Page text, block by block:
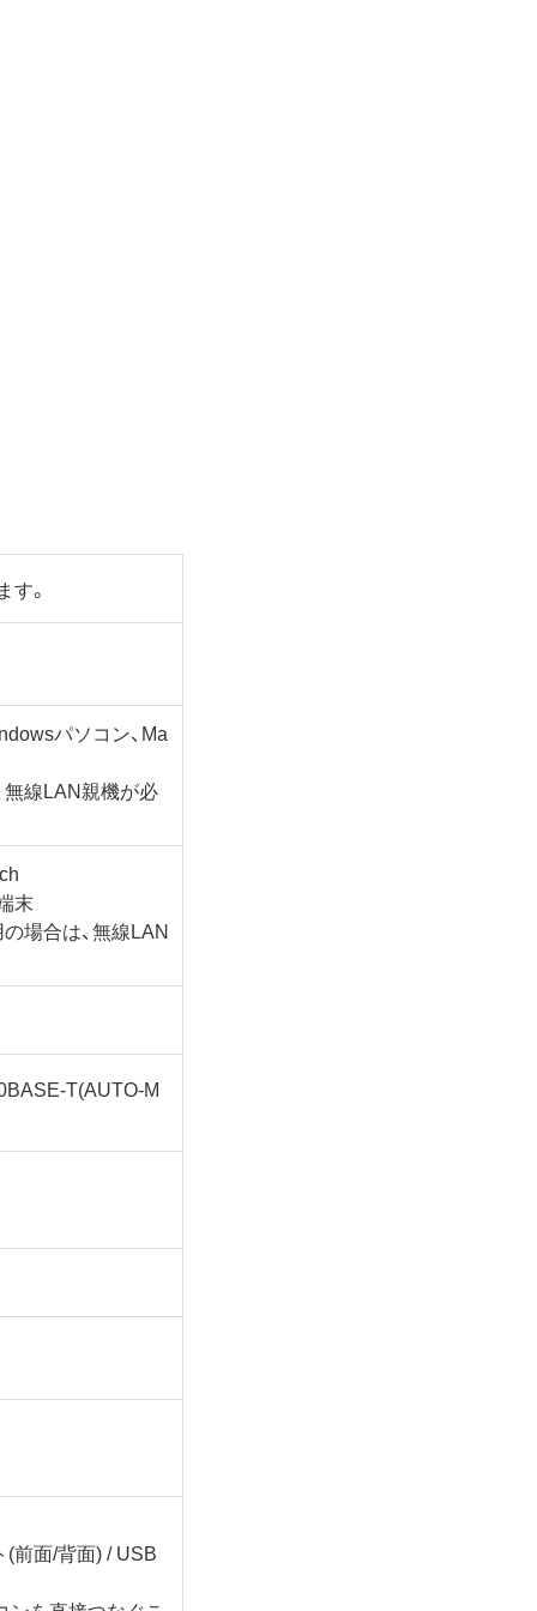
。
パソコン、Ma
線LAN親機が必
末
場合は、無線LAN
T(AUTO-M
(前面/背面) / USB